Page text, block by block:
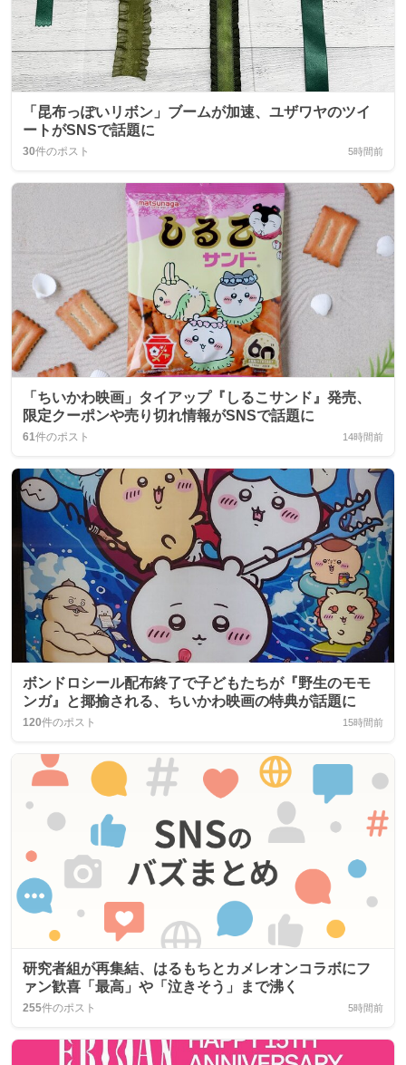
「昆布っぽいリボン」ブームが加速、ユザワヤのツイ
ートがSNSで話題に
30件のポスト 5時間前
「ちいかわ映画」タイアップ『しるこサンド』発売、
限定クーポンや売り切れ情報がSNSで話題に
61件のポスト 14時間前
ボンドロシール配布終了で子どもたちが『野生のモモ
ンガ』と揶揄される、ちいかわ映画の特典が話題に
120件のポスト 15時間前
研究者組が再集結、はるもちとカメレオンコラボにフ
ァン歓喜「最高」や「泣きそう」まで沸く
255件のポスト 5時間前